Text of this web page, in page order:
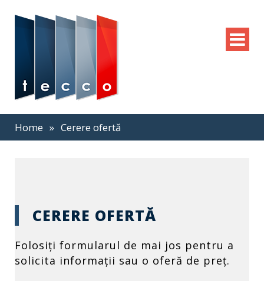
Home » Cerere ofertă
CERERE OFERTĂ
Folosiți formularul de mai jos pentru a
solicita informații sau o oferă de preț.